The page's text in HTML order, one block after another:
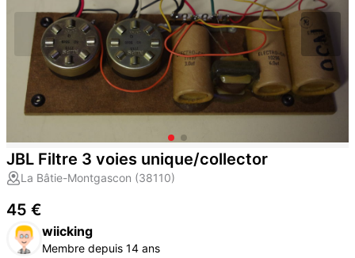
JBL Filtre 3 voies unique/collector
La Bâtie-Montgascon (38110)
45 €
wiicking
Membre depuis 14 ans